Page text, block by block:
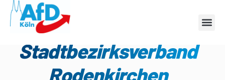
Kategorie:
Stadtbezirksverband
Rodenkirchen